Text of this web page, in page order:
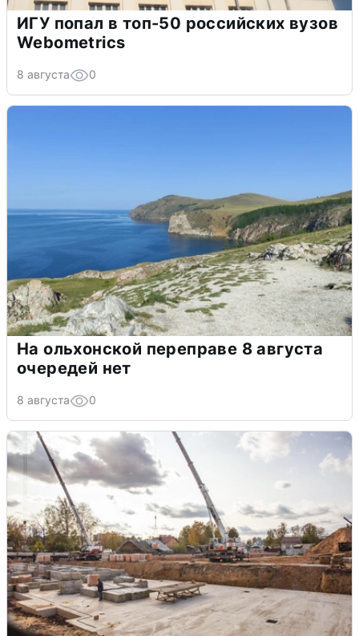
ИГУ попал в топ-50 российских вузов
Webometrics
8 августа 0
На ольхонской переправе 8 августа
очередей нет
8 августа 0